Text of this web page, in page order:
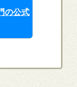
の公式